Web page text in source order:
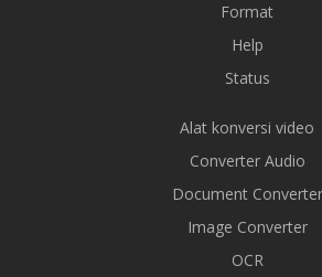
Format
Help
Status
Alat konversi video
Converter Audio
Document Converter
Image Converter
OCR